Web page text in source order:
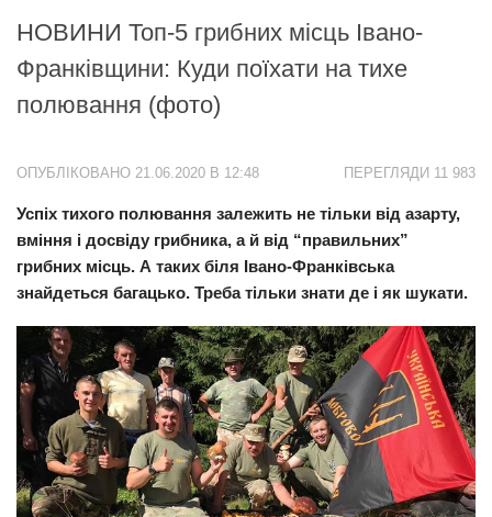
Дніпро
Львів
Івано-Франківськ
Донбас
Одеса
Схід
Прикарпаття
Економіка
Політика
Світ
Цікаво
Наука
НОВИНИ Топ-5 грибних місць Івано-
Франківщини: Куди поїхати на тихе
полювання (фото)
ПЕРЕГЛЯДИ 11 983
ОПУБЛІКОВАНО 21.06.2020 В 12:48
Успіх тихого полювання залежить не тільки від азарту,
вміння і досвіду грибника, а й від “правильних”
грибних місць. А таких біля Івано-Франківська
знайдеться багацько. Треба тільки знати де і як шукати.